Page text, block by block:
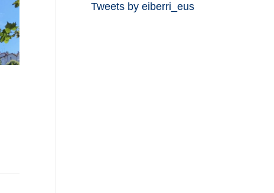
Tweets by eiberri_eus